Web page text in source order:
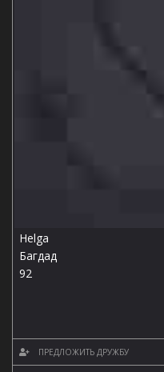
Helga
Багдад
92
ПРЕДЛОЖИТЬ ДРУЖБУ